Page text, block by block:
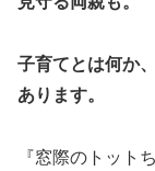
子育てとは何か
あります。
『窓際のトット